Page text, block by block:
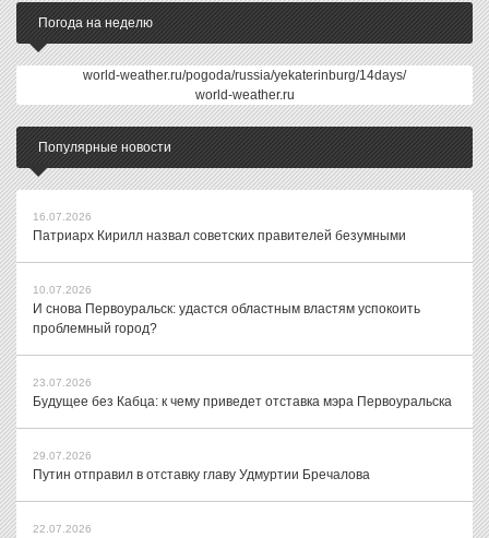
Погода на неделю
world-weather.ru/pogoda/russia/yekaterinburg/14days/
world-weather.ru
Популярные новости
16.07.2026
Патриарх Кирилл назвал советских правителей безумными
10.07.2026
И снова Первоуральск: удастся областным властям успокоить
проблемный город?
23.07.2026
Будущее без Кабца: к чему приведет отставка мэра Первоуральска
29.07.2026
Путин отправил в отставку главу Удмуртии Бречалова
22.07.2026